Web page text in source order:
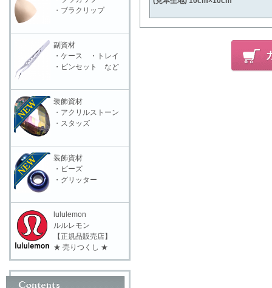
・ブラクリップ
副資材
・ケース ・トレイ
・ピンセット など
装飾資材
・アクリルストーン
・スタッズ
装飾資材
・ビーズ
・グリッター
lululemon
ルルレモン
【正規品販売店】
★ 売りつくし ★